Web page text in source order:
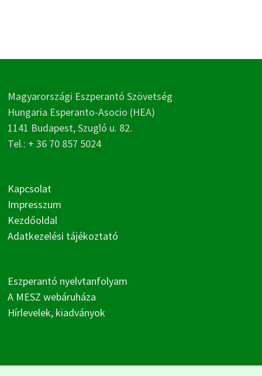
Magyarországi Eszperantó Szövetség
Hungaria Esperanto-Asocio (HEA)
1141 Budapest, Szugló u. 82.
Tel.: + 36 70 857 5024
Kapcsolat
Impresszum
Kezdőoldal
Adatkezelési tájékoztató
Eszperantó nyelvtanfolyam
A MESZ webáruháza
Hírlevelek, kiadványok